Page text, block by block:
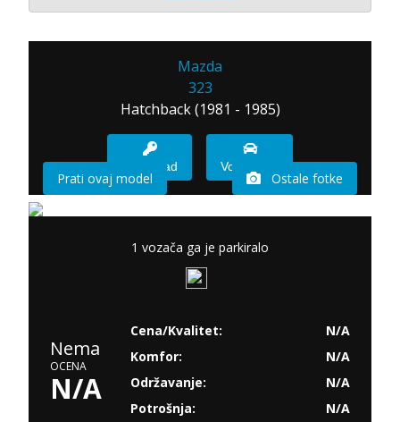
Mazda
323
Hatchback (1981 - 1985)
Imam sad Vozio sam
Prati ovaj model Ostale fotke
1 vozača ga je parkiralo
Nema
OCENA
N/A
Cena/Kvalitet:
N/A
Komfor:
N/A
Održavanje:
N/A
Potrošnja:
N/A